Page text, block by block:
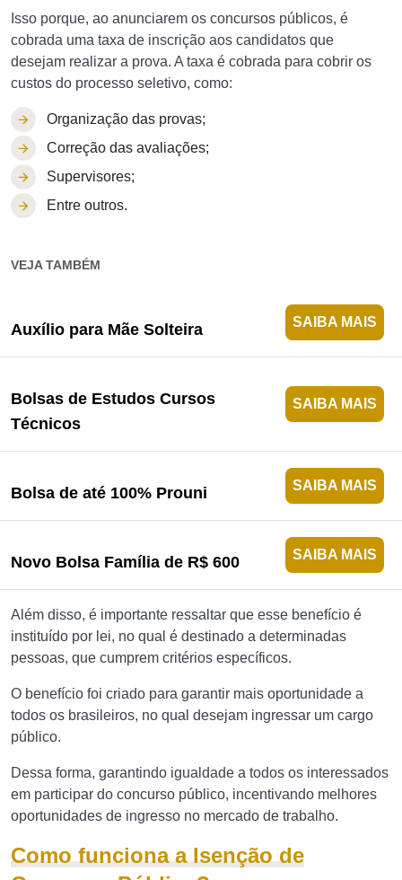
Isso porque, ao anunciarem os concursos públicos, é
cobrada uma taxa de inscrição aos candidatos que
desejam realizar a prova. A taxa é cobrada para cobrir os
custos do processo seletivo, como:
Organização das provas;
Correção das avaliações;
Supervisores;
Entre outros.
VEJA TAMBÉM
Auxílio para Mãe Solteira SAIBA MAIS
Bolsas de Estudos Cursos
Técnicos
SAIBA MAIS
Bolsa de até 100% Prouni SAIBA MAIS
Novo Bolsa Família de R$ 600 SAIBA MAIS
Além disso, é importante ressaltar que esse benefício é
instituído por lei, no qual é destinado a determinadas
pessoas, que cumprem critérios específicos.
O benefício foi criado para garantir mais oportunidade a
todos os brasileiros, no qual desejam ingressar um cargo
público.
Dessa forma, garantindo igualdade a todos os interessados
em participar do concurso público, incentivando melhores
oportunidades de ingresso no mercado de trabalho.
Como funciona a Isenção de